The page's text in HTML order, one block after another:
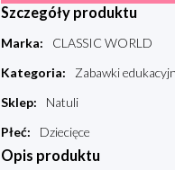
Szczegóły produktu
Marka:
CLASSIC WORLD
Kategoria:
Zabawki
Sklep:
Natuli
Płeć: Dziecięce
Opis produktu